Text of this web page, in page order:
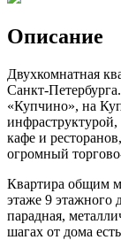
Описание
Двухкомнатная
Санкт-
«Купчино», на
кафе и
огромный
Квартира общим
этаже 9 этажного
парадная,
шагах от дома